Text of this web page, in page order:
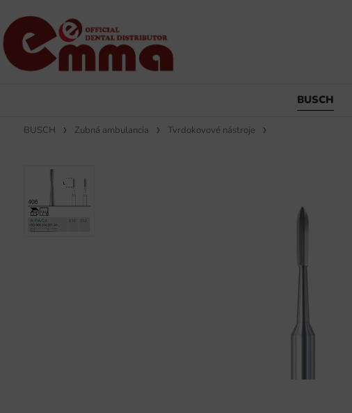
BUSCH
BUSCH Zubná ambulancia Tvrdokovové nástroje